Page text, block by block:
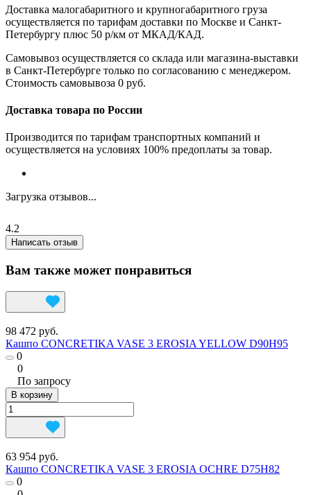
Доставка малогабаритного и крупногабаритного груза
осуществляется по тарифам доставки по Москве и Санкт-
Петербургу плюс 50 р/км от МКАД/КАД.
Самовывоз осуществляется со склада или магазина-выставки
в Санкт-Петербурге только по согласованию с менеджером.
Стоимость самовывоза 0 руб.
Доставка товара по России
Производится по тарифам транспортных компаний и
осуществляется на условиях 100% предоплаты за товар.
Загрузка отзывов...
4.2
Написать отзыв
Вам также может понравиться
98 472 руб.
Кашпо CONCRETIKA VASE 3 EROSIA YELLOW D90H95
0
0
По запросу
В корзину
63 954 руб.
Кашпо CONCRETIKA VASE 3 EROSIA OCHRE D75H82
0